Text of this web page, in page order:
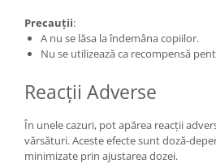
Precauții:
A nu se lăsa la îndemâna copiilor.
Nu se utilizează ca recompensă
Reacții Adverse
În unele cazuri, pot apărea reacții
vărsături. Aceste efecte sunt doză-
minimizate prin ajustarea dozei.